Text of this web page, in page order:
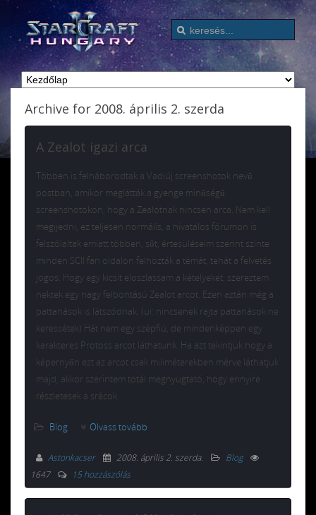
Archive for 2008. április 2. szerda
A Zealot igazi arca
Többen is felháborodtak a Vadiúj screenshotok nevű
postban, amikor meglátták a gyenge minőségű
screenshotokon, hogy a Zealotnak nincsen arca. Nem kell
megijedni, ez teljesen normális, a hivatalos fórumon is
felszólaltak emiatt többen, sőt, értesüléseim szerint szinte
minden SCII fan oldalon felhozták a témát, tehát a felvetés
jogos. Hogy egy kicsit eloszlassam a kételyeket, szereztem
nektek egy nagy felbontású Zealot arcot. Ezen aztán még a
pattanások is látszódnak. (ui: nincsenek rajta pattanások ne
keressétek) Hát nem egy szépfiú, de mindenképpen egy
karakteres Protoss arcot láthatunk. Ha azt tekintjük hogy a
képernyőn ezt az arcot csak miliméterekben mérve láthatjuk
majd, akkor szerintem totál megnyugtató, hogy ennyire
részletesek a srácok.
Blog Olvass tovább
Astonkacser 2008. április 2. szerda.
Blog
1647
15 hozzászólás